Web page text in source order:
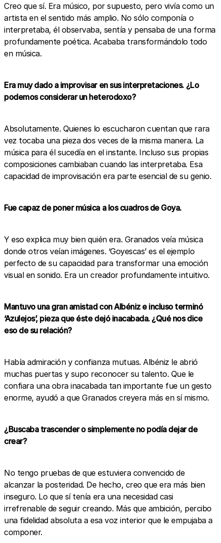
Creo que sí. Era músico, por supuesto, pero vivía como un
artista en el sentido más amplio. No sólo componía o
interpretaba, él observaba, sentía y pensaba de una forma
profundamente poética. Acababa transformándolo todo
en música.
Era muy dado a improvisar en sus interpretaciones. ¿Lo
podemos considerar un heterodoxo?
Absolutamente. Quienes lo escucharon cuentan que rara
vez tocaba una pieza dos veces de la misma manera. La
música para él sucedía en el instante. Incluso sus propias
composiciones cambiaban cuando las interpretaba. Esa
capacidad de improvisación era parte esencial de su genio.
Fue capaz de poner música a los cuadros de Goya.
Y eso explica muy bien quién era. Granados veía música
donde otros veían imágenes. ‘Goyescas’ es el ejemplo
perfecto de su capacidad para transformar una emoción
visual en sonido. Era un creador profundamente intuitivo.
Mantuvo una gran amistad con Albéniz e incluso terminó
‘Azulejos’, pieza que éste dejó inacabada. ¿Qué nos dice
eso de su relación?
Había admiración y confianza mutuas. Albéniz le abrió
muchas puertas y supo reconocer su talento. Que le
confiara una obra inacabada tan importante fue un gesto
enorme, ayudó a que Granados creyera más en sí mismo.
¿Buscaba trascender o simplemente no podía dejar de
crear?
No tengo pruebas de que estuviera convencido de
alcanzar la posteridad. De hecho, creo que era más bien
inseguro. Lo que sí tenía era una necesidad casi
irrefrenable de seguir creando. Más que ambición, percibo
una fidelidad absoluta a esa voz interior que le empujaba a
componer.